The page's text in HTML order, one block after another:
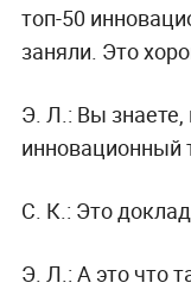
топ-50
заняли. Это
Э. Л.: Вы
инновационный
С. К.: Это
Э. Л.: А это что